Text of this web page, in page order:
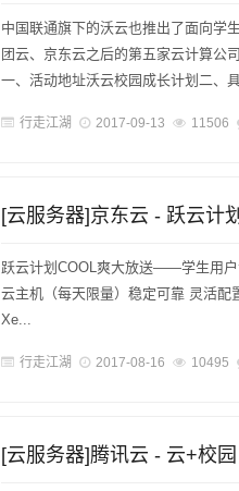
中国联通旗下的沃云也推出了面向学
团云、京东云之后的第五家云计算公
一、活动地址沃云校园成长计划二、
行走江湖 2017-09-13 11506
跃云计划COOL爽大放送——学生用
云主机（每天限量）稳定可靠 灵活配
Xe...
行走江湖 2017-08-16 10495
[云服务器]腾讯云 - 云+校